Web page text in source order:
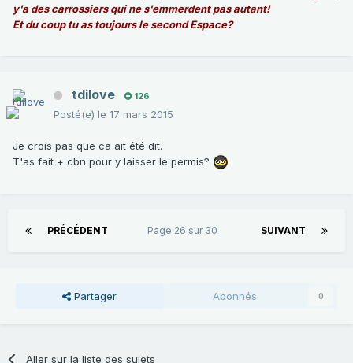
y'a des carrossiers qui ne s'emmerdent pas autant!
Et du coup tu as toujours le second Espace?
tdilove 126
Posté(e) le 17 mars 2015
Je crois pas que ca ait été dit.
T'as fait + cbn pour y laisser le permis?
PRÉCÉDENT SUIVANT
Page 26 sur 30
Partager Abonnés 0
Aller sur la liste des sujets